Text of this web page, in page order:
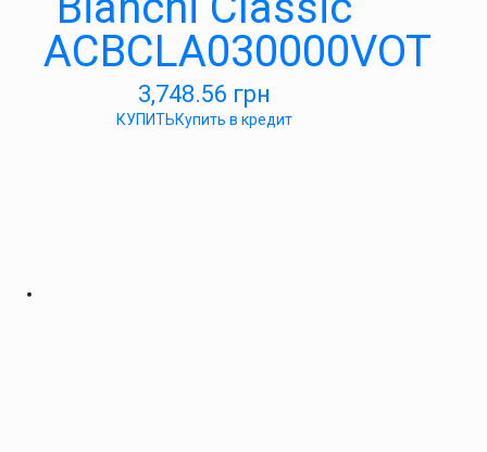
ACBCLA030000VOT
3,748.56 грн
КУПИТЬКупить в кредит